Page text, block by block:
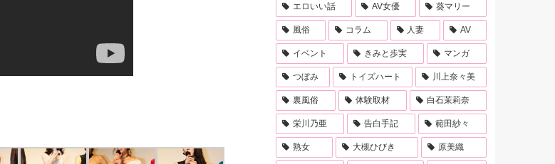
エロいい話 AV女優 葵マリー
風俗 コラム 人妻 AV
イベント きみと歩実 マンガ
つぼみ トイズハート 川上奈々美
裏風俗 体験取材 白石茉莉奈
栄川乃亜 告白手記 範田紗々
熟女 大槻ひびき 原美織